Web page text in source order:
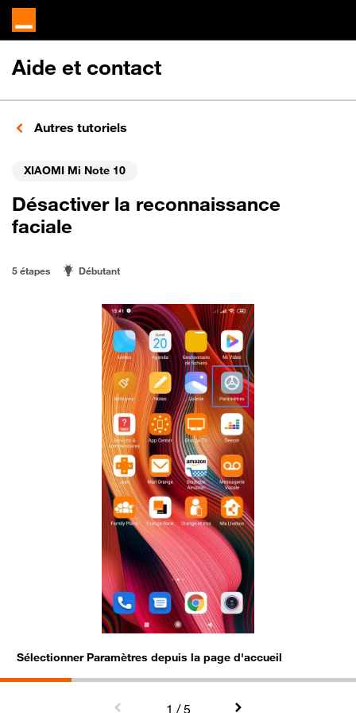
Aide et contact
Autres tutoriels
XIAOMI Mi Note 10
Désactiver la reconnaissance
faciale
5 étapes Débutant
Sélectionner Paramètres depuis la page d'accueil
1 / 5